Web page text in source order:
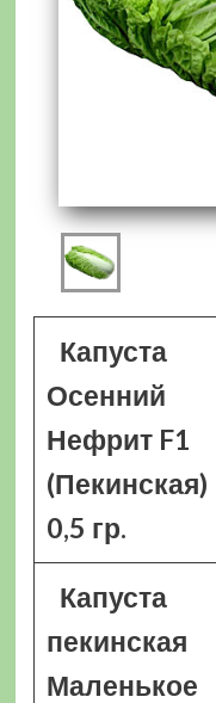
Капуста
Осенний
Нефрит F1
(Пекинская)
0,5 гр.
Капуста
пекинская
Маленькое